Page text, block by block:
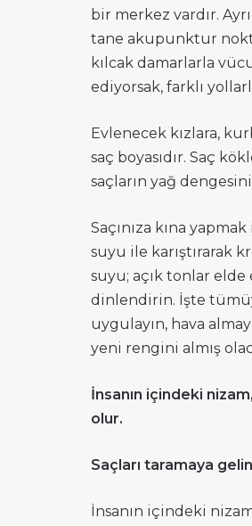
bir merkez vardır.
tane akupunktur
kılcak damarlarla
ediyorsak, farklı
Evlenecek kızlara,
saç boyasıdır. Saç
saçların yağ
Saçınıza kına
suyu ile karıştırarak
suyu; açık tonlar elde
dinlendirin. İşte
uygulayın, hava
yeni rengini almış
İnsanın içindeki
olur.
Saçları taramaya
İnsanın içindeki